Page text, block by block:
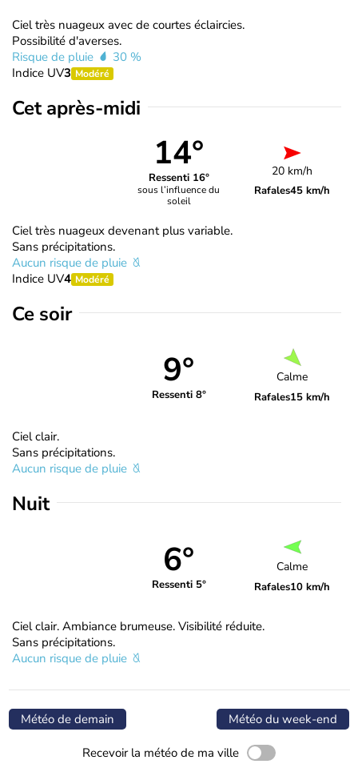
Ciel très nuageux avec de courtes éclaircies.
Possibilité d'averses.
Risque de pluie
30 %
Indice UV3 Modéré
Cet après-midi
14°
Ressenti 16°
sous l’influence du
soleil
20 km/h
Rafales45 km/h
Ciel très nuageux devenant plus variable.
Sans précipitations.
Aucun risque de pluie
Indice UV4 Modéré
Ce soir
9°
Ressenti 8°
Calme
Rafales15 km/h
Ciel clair.
Sans précipitations.
Aucun risque de pluie
Nuit
6°
Ressenti 5°
Calme
Rafales10 km/h
Ciel clair. Ambiance brumeuse. Visibilité réduite.
Sans précipitations.
Aucun risque de pluie
Météo de demain Météo du week-end
Recevoir la météo de ma ville